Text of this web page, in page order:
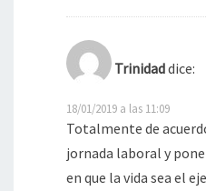
Trinidaddice:
18/01/2019 a las 11:09
Totalmente de
jornada laboral y
en que la vida sea el